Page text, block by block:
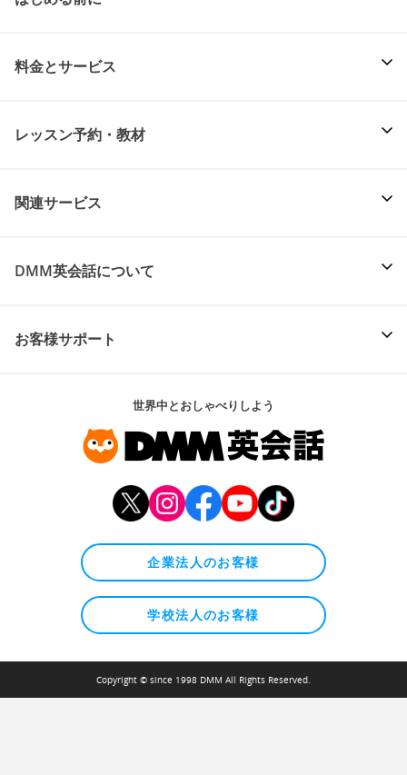
料金とサービス
レッスン予約・教材
関連サービス
DMM英会話について
お客様サポート
世界中とおしゃべりしよう
企業法人のお客様
学校法人のお客様
Copyright © since 1998 DMM All Rights Reserved.